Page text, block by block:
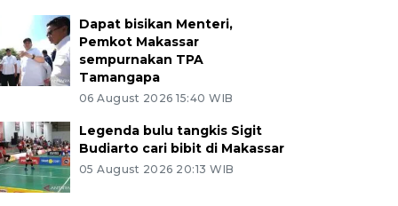
Dapat bisikan Menteri,
Pemkot Makassar
sempurnakan TPA
Tamangapa
06 August 2026 15:40 WIB
Legenda bulu tangkis Sigit
Budiarto cari bibit di Makassar
05 August 2026 20:13 WIB